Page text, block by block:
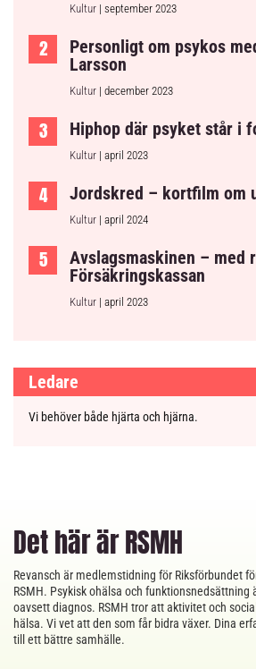
Kultur | september 2023
Personligt om psykos
Larsson
Kultur | december 2023
Hiphop där psyket står i
Kultur | april 2023
Jordskred – kortfilm om
Kultur | april 2024
Avslagsmaskinen – med
Försäkringskassan
Kultur | april 2023
Ledare
Vi behöver både hjärta och hjärna.
Det här är RSMH
Revansch är medlemstidning för Riksförbundet
RSMH. Psykisk ohälsa och funktionsnedsättning
oavsett diagnos. RSMH tror att aktivitet och
hälsa. Vi vet att den som får bidra växer. Dina
till ett bättre samhälle.